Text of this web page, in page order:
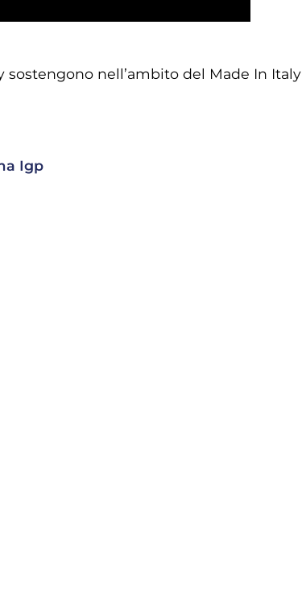
nell’ambito del Made In Italy
Igp